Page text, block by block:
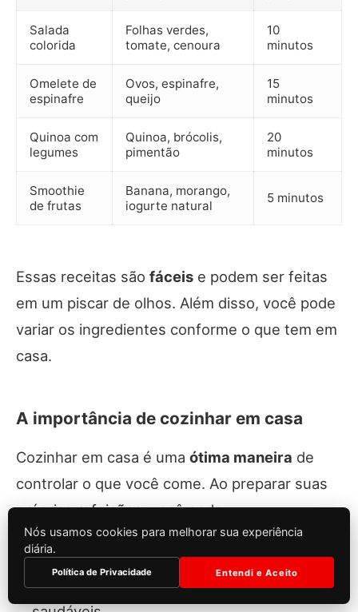
Salada
colorida
Folhas verdes,
tomate, cenoura
10
minutos
Omelete de
espinafre
Ovos, espinafre,
queijo
15
minutos
Quinoa com
legumes
Quinoa, brócolis,
pimentão
20
minutos
Smoothie
de frutas
Banana, morango,
iogurte natural
5 minutos
Essas receitas são fáceis e podem ser feitas
em um piscar de olhos. Além disso, você pode
variar os ingredientes conforme o que tem em
casa.
A importância de cozinhar em casa
Cozinhar em casa é uma ótima maneira de
controlar o que você come. Ao preparar suas
próprias refeições, você pode:
Evitar aditivos: Muitas comidas prontas têm
conservantes e ingredientes que não são
Nós usamos cookies para melhorar sua experiência
diária.
Política de Privacidade Entendi e Aceito